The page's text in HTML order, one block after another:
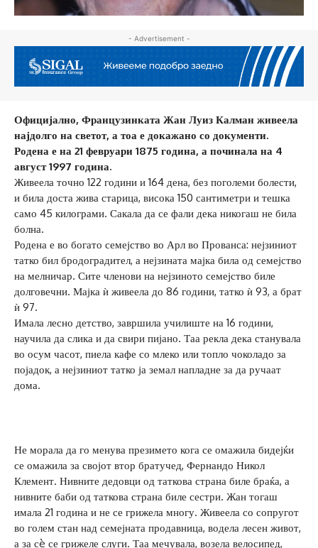
- Advertisement -
Официјално, Французинката Жан Луиз Калман живеела
најдолго на светот, а тоа е докажано со документи.
Родена е на 21 февруари 1875 година, а починала на 4
август 1997 година.
Живеела точно 122 години и 164 дена, без поголеми болести,
и била доста жива старица, висока 150 сантиметри и тешка
само 45 килограми. Сакала да се фали дека никогаш не била
болна.
Родена е во богато семејство во Арл во Прованса: нејзиниот
татко бил бродоградител, а нејзината мајка била од семејство
на мелничар. Сите членови на нејзиното семејство биле
долговечни. Мајка ѝ живеела до 86 години, татко ѝ 93, а брат
ѝ 97.
Имала лесно детство, завршила училиште на 16 години,
научила да слика и да свири пијано. Таа рекла дека станувала
во осум часот, пиела кафе со млеко или топло чоколадо за
појадок, а нејзиниот татко ја земал напладне за да ручаат
дома.
Не морала да го менува презимето кога се омажила бидејќи
се омажила за својот втор братучед, Фернандо Никол
Клемент. Нивните дедовци од таткова страна биле браќа, а
нивните баби од таткова страна биле сестри. Жан тогаш
имала 21 година и не се грижела многу. Живеела со сопругот
во голем стан над семејната продавница, водела лесен живот,
а за сè се грижеле слуги. Таа мечувала, возела велосипед,